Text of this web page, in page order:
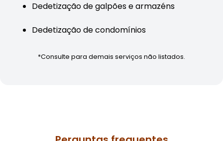
Dedetização de galpões e armazéns
Dedetização de condomínios
*Consulte para demais serviços não listados.